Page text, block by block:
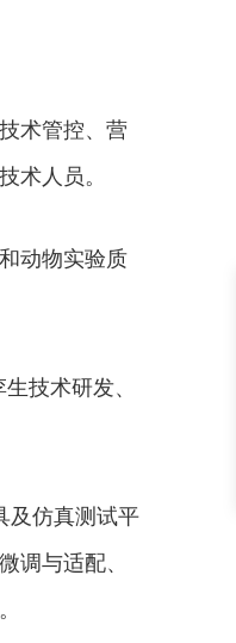
术管控、营
术人员。
动物实验质
技术研发、
及仿真测试平
调与适配、